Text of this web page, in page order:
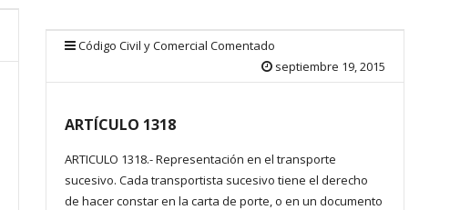
Código Civil y Comercial Comentado
septiembre 19, 2015
ARTÍCULO 1318
ARTICULO 1318.- Representación en el transporte
sucesivo. Cada transportista sucesivo tiene el derecho
de hacer constar en la carta de porte, o en un documento